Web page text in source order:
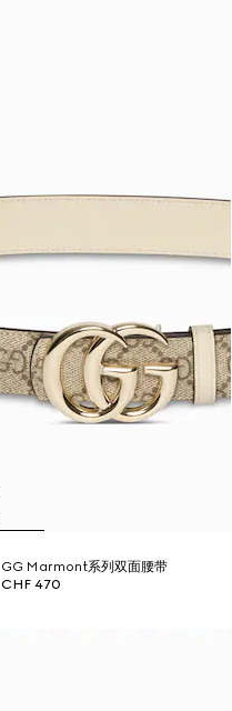
GG Marmont系列双面腰带
CHF 470